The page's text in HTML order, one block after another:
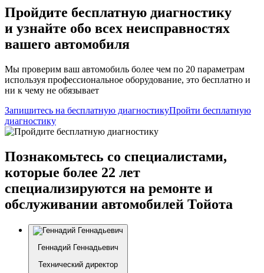
Пройдите бесплатную диагностику
и узнайте обо всех неисправностях
вашего автомобиля
Мы проверим ваш автомобиль более чем по 20 параметрам
используя профессиональное оборудование, это бесплатно и
ни к чему не обязывает
Запишитесь на бесплатную диагностикуПройти бесплатную
диагностику
Познакомьтесь со специалистами,
которые более 22 лет
специализируются на ремонте и
обслуживании автомобилей Тойота
Геннадий Геннадьевич
Технический директор